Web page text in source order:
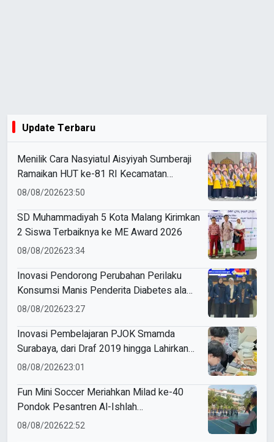
Update Terbaru
Menilik Cara Nasyiatul Aisyiyah Sumberaji
Ramaikan HUT ke-81 RI Kecamatan
Sukodadi
08/08/202623:50
SD Muhammadiyah 5 Kota Malang Kirimkan
2 Siswa Terbaiknya ke ME Award 2026
08/08/202623:34
Inovasi Pendorong Perubahan Perilaku
Konsumsi Manis Penderita Diabetes ala
Mahasiswa Unesa
08/08/202623:27
Inovasi Pembelajaran PJOK Smamda
Surabaya, dari Draf 2019 hingga Lahirkan
Modul Gizi Digital
08/08/202623:01
Fun Mini Soccer Meriahkan Milad ke-40
Pondok Pesantren Al-Ishlah
Sendangagung
08/08/202622:52